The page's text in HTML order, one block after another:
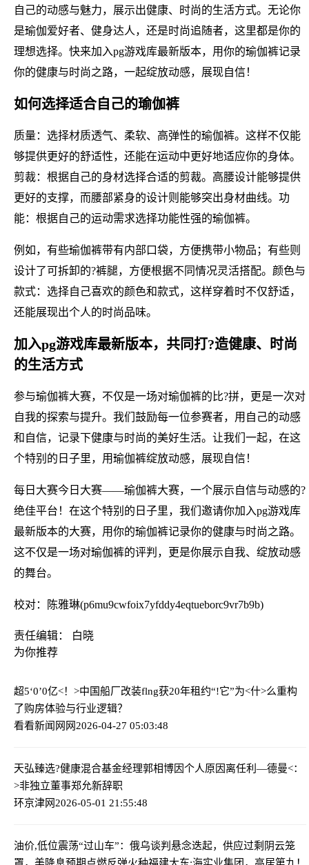
自己的动感与魅力，展示出健康、时尚的生活方式。无论你
是瑜伽爱好者、健身达人，还是时尚追随者，这里都是你的
理想选择。快来加入pg游戏库最新版本，用你的瑜伽裤记录
你的健康与时尚之路，一起绽放动感，展现自信！
如何选择适合自己的瑜伽裤
质量：选择材质透气、柔软、高弹性的瑜伽裤。这样不仅能
够提供更好的舒适性，还能在运动中更好地适应你的身体。
剪裁：根据自己的身材选择合适的剪裁。高腰设计能够提供
更好的支撑，而腰部紧身的设计则能够突出身材曲线。功
能：根据自己的运动需求选择功能性强的瑜伽裤。
例如，有些瑜伽裤带有内部口袋，方便携带小物品；有些则
设计了可拆卸的?裤腿，方便根据不同情况灵活搭配。颜色与
款式：选择自己喜欢的颜色和款式，这样穿着时不仅舒适，
还能展现出个人的时尚品味。
加入pg游戏库最新版本，共同打?造健康、时尚
的生活方式
参与瑜伽裤大赛，不仅是一场对瑜伽裤的比?拼，更是一次对
自我的探索与提升。我们鼓励每一位参赛者，用自己的动感
和自信，记录下健康与时尚的美好生活。让我们一起，在这
个特别的日子里，用瑜伽裤绽放动感，展现自信！
每日大赛今日大赛——瑜伽裤大赛，一个展示自信与动感的?
绝佳平台！在这个特别的日子里，我们邀请你加入pg游戏库
最新版本的大赛，用你的瑜伽裤记录你的健康与时尚之路。
这不仅是一场对瑜伽裤的评判，更是你展示自我、绽放动感
的舞台。
校对：陈雅琳(p6mu9cwfoix7yfddy4eqtueborc9vr7b9b)
责任编辑： 白晓
为你推荐
超5‘0’0亿<！>中国船厂改装flng获20年租约“!它”为<什>么重构
了购房体验与行业逻辑？
看看新闻网网2026-04-27 05:03:48
天弘臻选?健康混合基金经理郭相博因个人原因离任利—德曼<：
>非独立董事郑允新辞职
环京津网2026-05-01 21:55:48
油价,低位震荡“过山车”：俄乌谈判悬念迭起，供应过剩阴云笼
罩，美降息预期点燃反弹火种福建大东;海实业集团，高居第九！